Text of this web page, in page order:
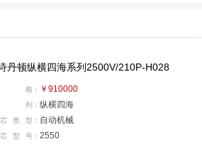
丹顿纵横四海系列2500V/210P-H028
格： ￥910000
列： 纵横四海
芯 类 型： 自动机械
芯 型 号： 2550